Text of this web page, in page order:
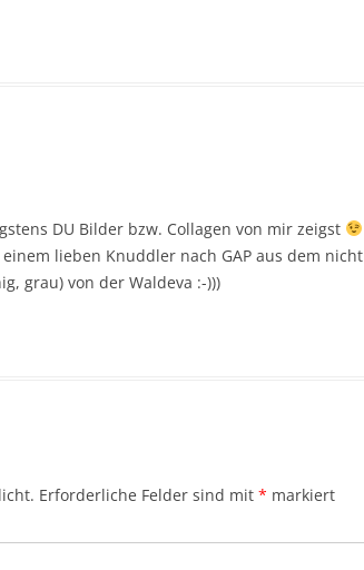
DU Bilder bzw. Collagen von mir zeigst
lieben Knuddler nach GAP aus dem nicht
grau) von der Waldeva :-)))
Erforderliche Felder sind mit * markiert